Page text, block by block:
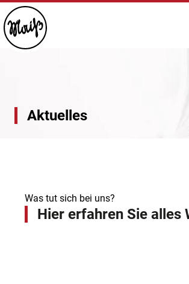
Aktuelles
Was tut sich bei uns?
Hier erfahren Sie alles